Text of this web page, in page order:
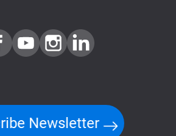
Newsletter